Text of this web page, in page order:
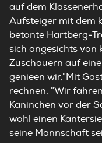
auf dem
Aufsteiger mit dem
betonte Hartberg-
sich angesichts
Zuschauern auf
genieen wir."Mit
rechnen. "Wir
Kaninchen vor der
wohl einen
seine Mannschaft